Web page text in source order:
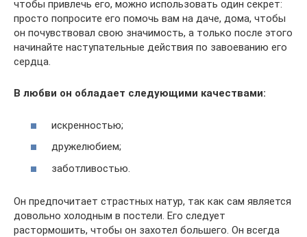
чтобы привлечь его, можно использовать один секрет:
просто попросите его помочь вам на даче, дома, чтобы
он почувствовал свою значимость, а только после этого
начинайте наступательные действия по завоеванию его
сердца.
В любви он обладает следующими качествами:
искренностью;
дружелюбием;
заботливостью.
Он предпочитает страстных натур, так как сам является
довольно холодным в постели. Его следует
растормошить, чтобы он захотел большего. Он всегда